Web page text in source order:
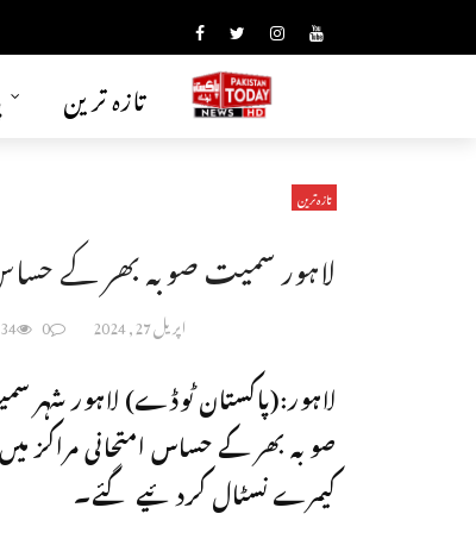
تازہ ترین
تازہ ترین
لاہور سمیت صوبہ بھر کے
اپریل 27, 2024 0
لاہور:(پاکستان ٹوڈے) لاہور شہر
صوبہ بھر کے حساس امتحانی مراکز میں
کیمرے نسٹال کردئیے گئے۔